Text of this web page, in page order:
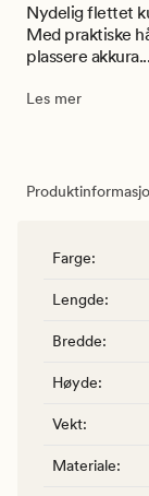
Nydelig flettet
Med praktiske
plassere akkura...
Les mer
Farge:
Lengde:
Bredde:
Høyde:
Vekt:
Materiale: